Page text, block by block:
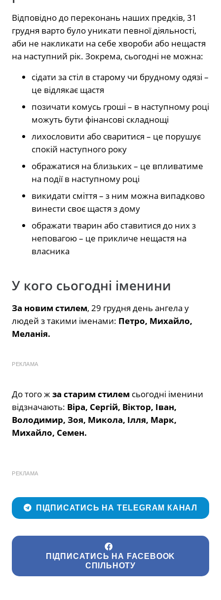
Відповідно до переконань наших предків, 31
грудня варто було уникати певної діяльності,
аби не накликати на себе хвороби або нещастя
на наступний рік. Зокрема, сьогодні не можна:
сідати за стіл в старому чи брудному одязі –
це відлякає щастя
позичати комусь гроші – в наступному році
можуть бути фінансові складнощі
лихословити або сваритися – це порушує
спокій наступного року
ображатися на близьких – це впливатиме
на події в наступному році
викидати сміття – з ним можна випадково
винести своє щастя з дому
ображати тварин або ставитися до них з
неповагою – це прикличе нещастя на
власника
У кого сьогодні іменини
За новим стилем, 29 грудня день ангела у
людей з такими іменами: Петро, Михайло,
Меланія.
РЕКЛАМА
До того жза старим стилем сьогодні іменини
відзначають: Віра, Сергій, Віктор, Іван,
Володимир, Зоя, Микола, Ілля, Марк,
Михайло, Семен.
РЕКЛАМА
ПІДПИСАТИСЬ НА TELEGRAM КАНАЛ
ПІДПИСАТИСЬ НА FACEBOOK
СПІЛЬНОТУ